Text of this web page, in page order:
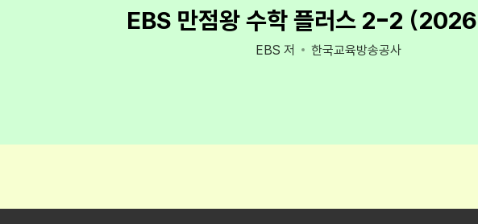
EBS 만점왕 수학 플러스 2-2
EBS 저 한국교육방송공사